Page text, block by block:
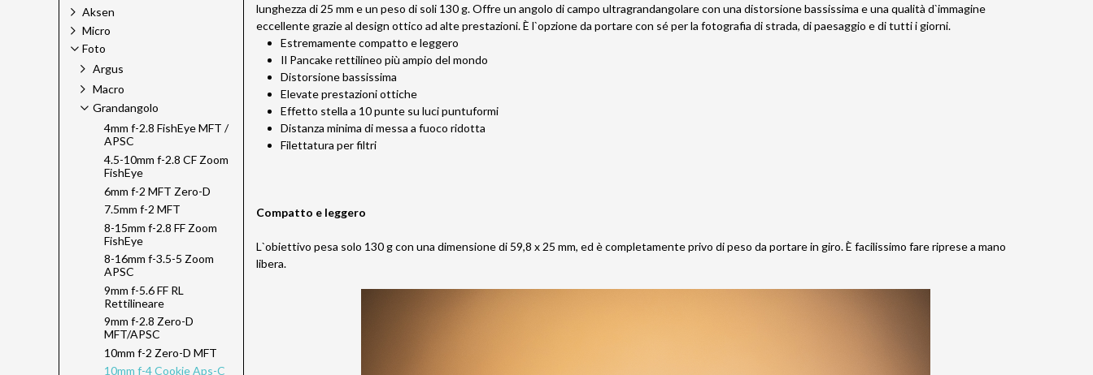
lunghezza di 25 mm e un peso di soli 130 g. Offre un angolo di campo ultragrandangolare con una distorsione bassissima e una qualità d`immagine
eccellente grazie al design ottico ad alte prestazioni. È l`opzione da portare con sé per la fotografia di strada, di paesaggio e di tutti i giorni.
Estremamente compatto e leggero
Il Pancake rettilineo più ampio del mondo
Distorsione bassissima
Elevate prestazioni ottiche
Effetto stella a 10 punte su luci puntuformi
Distanza minima di messa a fuoco ridotta
Filettatura per filtri
Compatto e leggero
L`obiettivo pesa solo 130 g con una dimensione di 59,8 x 25 mm, ed è completamente privo di peso da portare in giro. È facilissimo fare riprese a mano
libera.
Aksen
Micro
Foto
Argus
Macro
Grandangolo
4mm f-2.8 FishEye MFT /
APSC
4.5-10mm f-2.8 CF Zoom
FishEye
6mm f-2 MFT Zero-D
7.5mm f-2 MFT
8-15mm f-2.8 FF Zoom
FishEye
8-16mm f-3.5-5 Zoom
APSC
9mm f-5.6 FF RL
Rettilineare
9mm f-2.8 Zero-D
MFT/APSC
10mm f-2 Zero-D MFT
10mm f-4 Cookie Aps-C